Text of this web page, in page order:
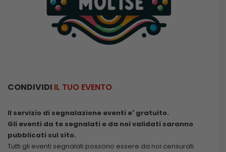
CONDIVIDI IL TUO EVENTO
Il servizio di segnalazione eventi e' gratuito.
Gli eventi da te segnalati e da noi validati saranno
pubblicati sul sito.
Tutti gli eventi segnalati possono essere da noi censurati